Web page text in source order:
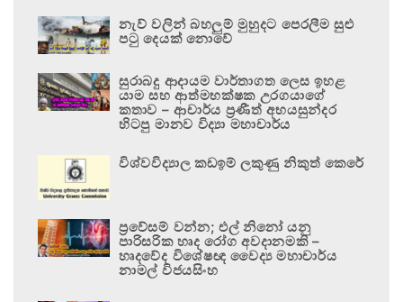
නැව් වලින් බහලුම් මුහුදට පෙරලීම සුළු
පටු දෙයක් නොවේ
සුරාබදු ආදායම වාර්තාගත ලෙස ඉහළ
යාම සහ ආත්මභක්ෂක උරගයාගේ
කතාව – ආචාර්ය ප්‍රණීත් අභයසුන්දර
හිටපු මානව විද්‍යා මහාචාර්ය
විශ්වවිද්‍යාල කඩඉම් ලකුණු නිකුත් කෙරේ
ප්‍රවේසම් වන්න; එල් නිනෝ යනු
පාරිසරික හෘද රෝග අවදානමකි –
හෘදවේද විශේෂඥ වෛද්‍ය මහාචාර්ය
නාමල් විජයසිංහ